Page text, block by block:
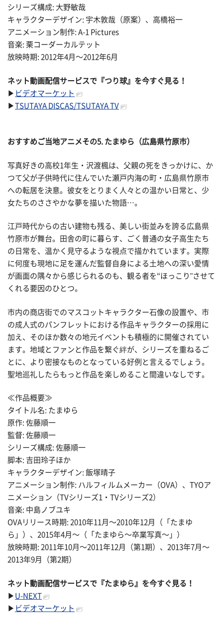
シリーズ構成: 大野敏哉
キャラクターデザイン: 宇木敦哉（原案）、高橋裕一
アニメーション制作: A-1 Pictures
音楽: 栗コーダーカルテット
放映時期: 2012年4月〜2012年6月
ネット動画配信サービスで『つり球』を今すぐ見る！
▶ ビデオマーケット
▶ TSUTAYA DISCAS/TSUTAYA TV
おすすめご当地アニメその5. たまゆら（広島県竹原市）
写真好きの高校1年生・沢渡楓は、父親の死をきっかけに、か
つて父が子供時代に住んでいた瀬戸内海の町・広島県竹原市
への転居を決意。彼女をとりまく人々との温かい日常と、少
女たちのささやかな夢を描いた物語…。
江戸時代からの古い建物も残る、美しい街並みを誇る広島県
竹原市が舞台。田舎の町に暮らす、ごく普通の女子高生たち
の日常を、温かく見守るような視点で描かれています。実際
に何度も現地に足を運んだ監督自身による土地への深い愛情
が画面の隅々から感じられるのも、観る者を“ほっこり"させて
くれる要因のひとつ。
市内の商店街でのマスコットキャラクター石像の設置や、市
の成人式のパンフレットにおける作品キャラクターの採用に
加え、そのほか数々の地元イベントも積極的に開催されてい
ます。地域とファンと作品を繋ぐ絆が、シリーズを重ねるご
とに、より密接なものとなっている好例と言えるでしょう。
聖地巡礼したらもっと作品を楽しめること間違いなしです。
≪作品概要≫
タイトル名: たまゆら
原作: 佐藤順一
監督: 佐藤順一
シリーズ構成: 佐藤順一
脚本: 吉田玲子ほか
キャラクターデザイン: 飯塚晴子
アニメーション制作: ハルフィルムメーカー（OVA）、TYOア
ニメーション（TVシリーズ1・TVシリーズ2）
音楽: 中島ノブユキ
OVAリリース時期: 2010年11月〜2010年12月（「たまゆ
ら」）、2015年4月〜（「たまゆら〜卒業写真〜」）
放映時期: 2011年10月〜2011年12月（第1期）、2013年7月〜
2013年9月（第2期）
ネット動画配信サービスで『たまゆら』を今すぐ見る！
▶ U-NEXT
▶ ビデオマーケット